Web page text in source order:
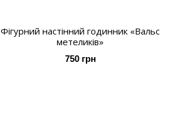
Фігурний настінний годинник «Вальс
метеликів»
750 грн